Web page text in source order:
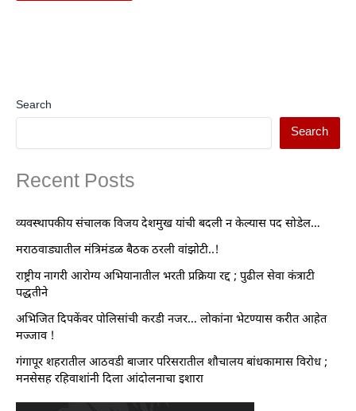
Search
Search
Recent Posts
व्यवस्थापकीय संचालक विजय देशमुख यांची बदली न केल्यास पद सोडेल…
मराठवाड्यातील मंत्रिमंडळ बैठक ठरली वांझोटी..!
राष्ट्रीय नागरी आरोग्य अभियानातील भरती प्रक्रिया रद्द ; पुढील सेवा कंत्राटी
पद्धतीने
अभिजित दिपकेंवर पोलिसांची करडी नजर… लोकांना भेटण्यास करीत आहेत
मज्जाव !
गंगापूर शहरातील आठवडी बाजार परिसरातील शौचालय बांधकामास विरोध ;
मनसेसह रहिवाशांनी दिला आंदोलनाचा इशारा